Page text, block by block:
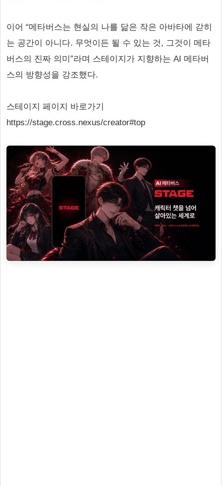
이어 “메타버스는 현실의 나를 닮은 작은 아바타에 갇히
는 공간이 아니다. 무엇이든 될 수 있는 것, 그것이 메타
버스의 진짜 의미”라며 스테이지가 지향하는 AI 메타버
스의 방향성을 강조했다.
스테이지 페이지 바로가기
https://stage.cross.nexus/creator#top